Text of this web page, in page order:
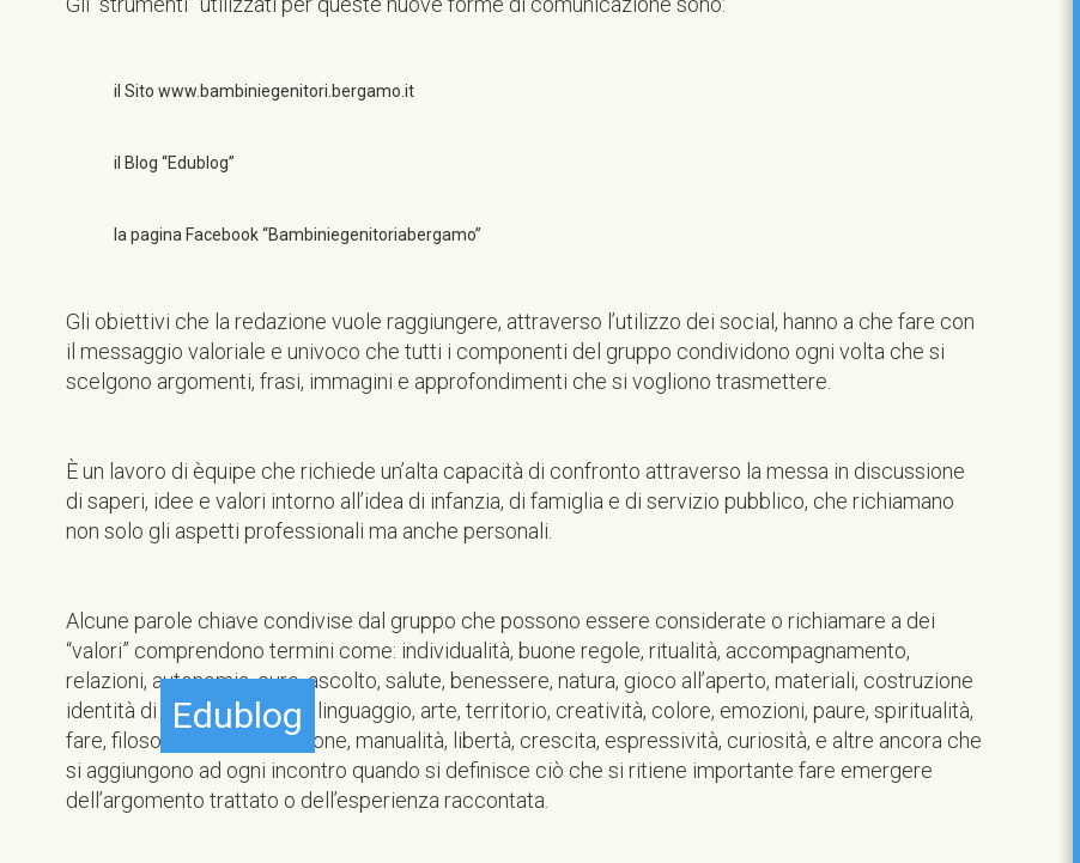
Edublog
il Sito www.bambiniegenitori.bergamo.it
il Blog “Edublog”
la pagina Facebook “Bambiniegenitoriabergamo”
Gli obiettivi che la redazione vuole raggiungere, attraverso l’utilizzo dei social, hanno a che fare con
il messaggio valoriale e univoco che tutti i componenti del gruppo condividono ogni volta che si
scelgono argomenti, frasi, immagini e approfondimenti che si vogliono trasmettere.
È un lavoro di èquipe che richiede un’alta capacità di confronto attraverso la messa in discussione
di saperi, idee e valori intorno all’idea di infanzia, di famiglia e di servizio pubblico, che richiamano
non solo gli aspetti professionali ma anche personali.
Alcune parole chiave condivise dal gruppo che possono essere considerate o richiamare a dei
“valori” comprendono termini come: individualità, buone regole, ritualità, accompagnamento,
relazioni, autonomia, cure, ascolto, salute, benessere, natura, gioco all’aperto, materiali, costruzione
identità di genere, rispetto, linguaggio, arte, territorio, creatività, colore, emozioni, paure, spiritualità,
fare, filosofia, sperimentazione, manualità, libertà, crescita, espressività, curiosità, e altre ancora che
si aggiungono ad ogni incontro quando si definisce ciò che si ritiene importante fare emergere
dell’argomento trattato o dell’esperienza raccontata.